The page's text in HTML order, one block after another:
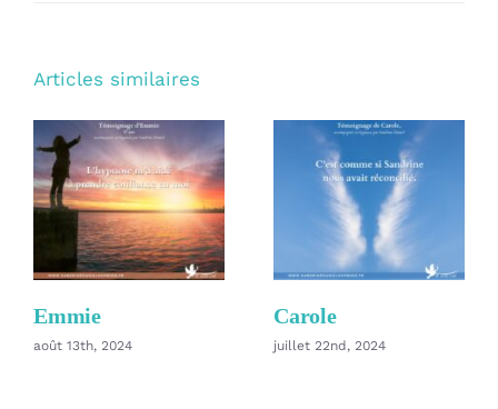
Articles similaires
Emmie
août 13th, 2024
Carole
juillet 22nd, 2024